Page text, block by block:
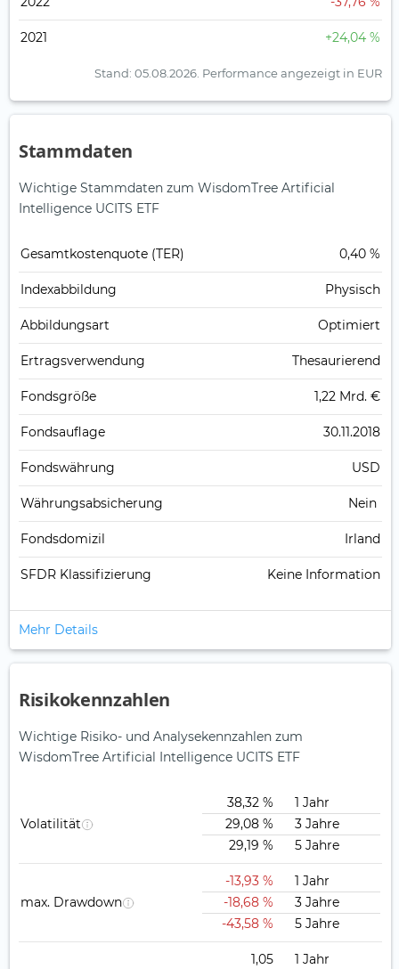
2021 +24,04 %
Stand: 05.08.2026. Performance angezeigt in EUR
Stammdaten
Wichtige Stammdaten zum WisdomTree Artificial
Intelligence UCITS ETF
Gesamt­kosten­quote (TER) 0,40 %
Index­abbildung Physisch
Abbildungs­art Optimiert
Ertrags­verwendung Thesaurierend
Fonds­größe 1,22 Mrd. €
Fonds­auflage 30.11.2018
Fonds­währung USD
Währungsabsicherung Nein
Fondsdomizil Irland
SFDR Klassifizierung Keine Information
Mehr Details
Risikokennzahlen
Wichtige Risiko- und Analysekennzahlen zum
WisdomTree Artificial Intelligence UCITS ETF
Volatilität
38,32 %
1 Jahr
29,08 %
3 Jahre
29,19 %
5 Jahre
max. Drawdown
-13,93 %
1 Jahr
-18,68 %
3 Jahre
-43,58 %
5 Jahre
1,05
1 Jahr